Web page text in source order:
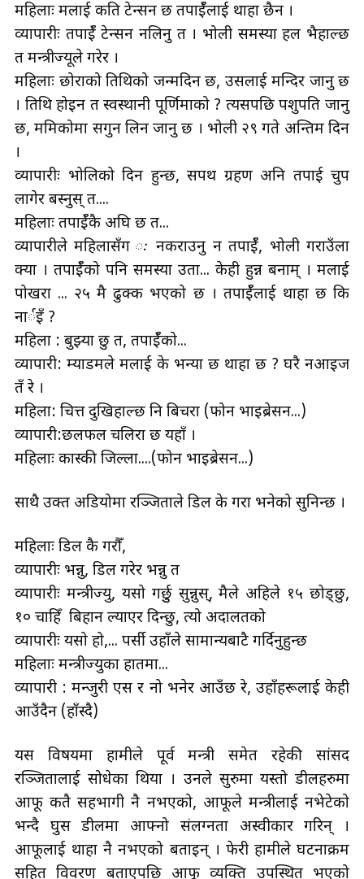
महिलाः मलाई कति टेन्सन छ तपाईँलाई थाहा छैन ।
व्यापारीः तपाईँ टेन्सन नलिनु त । भोली समस्या हल भैहाल्छ
त मन्त्रीज्यूले गरेर ।
महिलाः छोराको तिथिको जन्मदिन छ, उसलाई मन्दिर जानु छ
। तिथि होइन त स्वस्थानी पूर्णिमाको ? त्यसपछि पशुपति जानु
छ, ममिकोमा सगुन लिन जानु छ । भोली २९ गते अन्तिम दिन
।
व्यापारीः भोलिको दिन हुन्छ, सपथ ग्रहण अनि तपाई चुप
लागेर बस्नुस् त....
महिलाः तपाईँकै अघि छ त...
व्यापारीले महिलासँग ः नकराउनु न तपाईँ, भोली गराउँला
क्या । तपाईँको पनि समस्या उता... केही हुन्न बनाम् । मलाई
पोखरा ... २५ मै ढुक्क भएको छ । तपाईँलाई थाहा छ कि
नार्इँ ?
महिला : बुझ्या छु त, तपाईँको...
व्यापारी: म्याडमले मलाई के भन्या छ थाहा छ ? घरै नआइज
तँ रे ।
महिला: चित्त दुखिहाल्छ नि बिचरा (फोन भाइब्रेसन...)
व्यापारी:छलफल चलिरा छ यहाँ ।
महिलाः कास्की जिल्ला....(फोन भाइब्रेसन...)
साथै उक्त अडियोमा रञ्जिताले डिल के गराैँ भनेको सुनिन्छ ।
महिलाः डिल कै गरौँ,
व्यापारीः भन्नु, डिल गरेर भन्नु त
व्यापारीः मन्त्रीज्यु, यसो गर्छुु सुन्नुस्, मैले अहिले १५ छोड्छु,
१० चाहिँ बिहान ल्याएर दिन्छु, त्यो अदालतको
व्यापारीः यसो हो,... पर्सी उहाँले सामान्यबाटै गर्दिनुहुन्छ
महिलाः मन्त्रीज्युका हातमा...
व्यापारी : मन्जुरी एस र नो भनेर आउँछ रे, उहाँहरूलाई केही
आउँदैन (हाँस्दै)
यस विषयमा हामीले पूर्व मन्त्री समेत रहेकी सांसद
रञ्जितालाई सोधेका थियौँ । उनले सुरुमा यस्तो डीलहरुमा
आफू कतै सहभागी नै नभएको, आफूले मन्त्रीलाई नभेटेको
भन्दै घुस डीलमा आफ्नो संलग्नता अस्वीकार गरिन् ।
आफूलाई थाहा नै नभएको बताइन् । फेरी हामीले घटनाक्रम
सहित विवरण बताएपछि आफू व्यक्ति उपस्थित भएको